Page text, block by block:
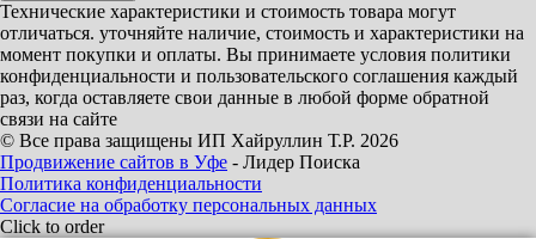
Технические характеристики и стоимость товара могут
отличаться. уточняйте наличие, стоимость и характеристики на
момент покупки и оплаты. Вы принимаете условия политики
конфиденциальности и пользовательского соглашения каждый
раз, когда оставляете свои данные в любой форме обратной
связи на сайте
© Все права защищены ИП Хайруллин Т.Р. 2026
Продвижение сайтов в Уфе - Лидер Поиска
Политика конфиденциальности
Согласие на обработку персональных данных
Click to order